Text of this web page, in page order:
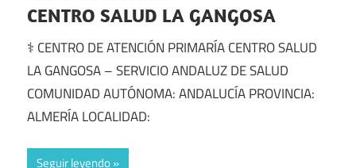
CENTRO SALUD LA GANGOSA
⚕️ CENTRO DE ATENCIÓN PRIMARÍA CENTRO SALUD
LA GANGOSA – SERVICIO ANDALUZ DE SALUD
COMUNIDAD AUTÓNOMA: ANDALUCÍA PROVINCIA:
ALMERÍA LOCALIDAD:
Seguir leyendo